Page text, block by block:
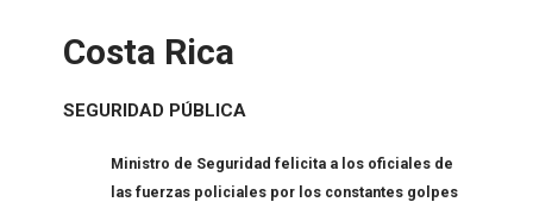
Costa Rica
SEGURIDAD PÚBLICA
Ministro de Seguridad felicita a los oficiales de
las fuerzas policiales por los constantes golpes